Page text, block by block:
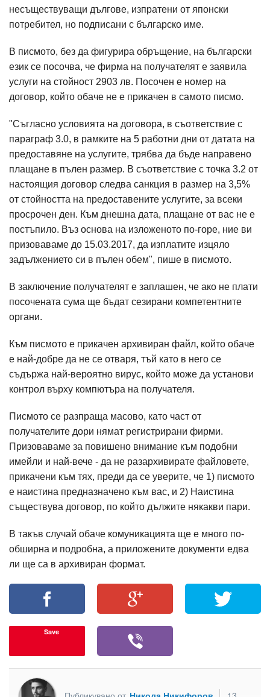
несъществуващи дългове, изпратени от японски
потребител, но подписани с българско име.
В писмото, без да фигурира обръщение, на български
език се посочва, че фирма на получателят е заявила
услуги на стойност 2903 лв. Посочен е номер на
договор, който обаче не е прикачен в самото писмо.
"Съгласно условията на договора, в съответствие с
параграф 3.0, в рамките на 5 работни дни от датата на
предоставяне на услугите, трябва да бъде направено
плащане в пълен размер. В съответствие с точка 3.2 от
настоящия договор следва санкция в размер на 3,5%
от стойността на предоставените услугите, за всеки
просрочен ден. Към днешна дата, плащане от вас не е
постъпило. Въз основа на изложеното по-горе, ние ви
призоваваме до 15.03.2017, да изплатите изцяло
задължението си в пълен обем", пише в писмото.
В заключение получателят е заплашен, че ако не плати
посочената сума ще бъдат сезирани компетентните
органи.
Към писмото е прикачен архивиран файл, който обаче
е най-добре да не се отваря, тъй като в него се
съдържа най-вероятно вирус, който може да установи
контрол върху компютъра на получателя.
Писмото се разпраща масово, като част от
получателите дори нямат регистрирани фирми.
Призоваваме за повишено внимание към подобни
имейли и най-вече - да не разархивирате файловете,
прикачени към тях, преди да се уверите, че 1) писмото
е наистина предназначено към вас, и 2) Наистина
съществува договор, по който дължите някакви пари.
В такъв случай обаче комуникацията ще е много по-
обширна и подробна, а приложените документи едва
ли ще са в архивиран формат.
Save